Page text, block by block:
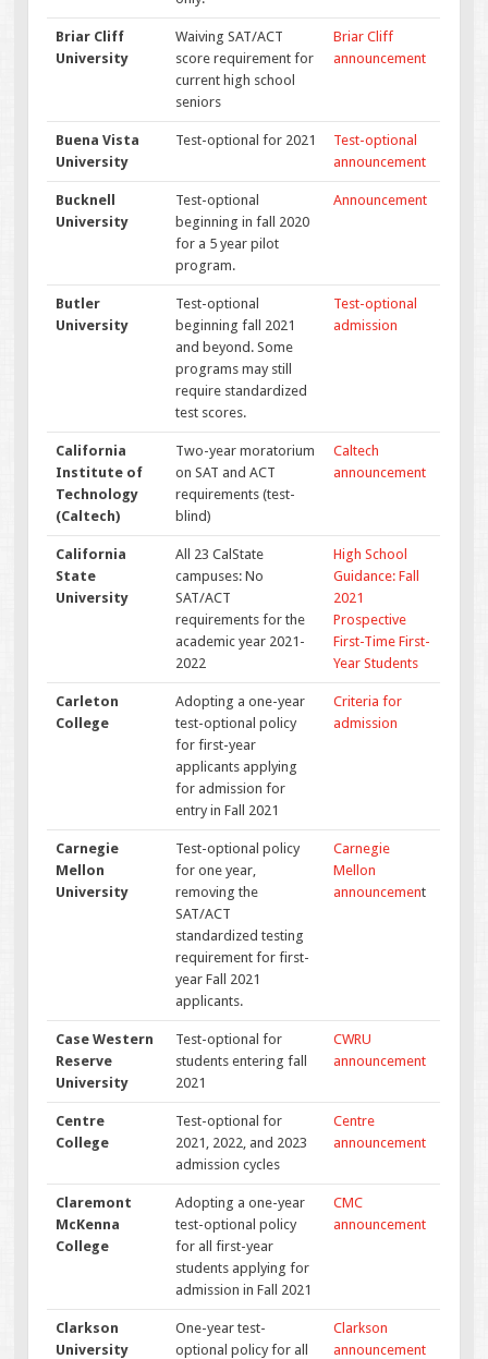
Briar Cliff
University
Waiving SAT/ACT
score requirement for
current high school
seniors
Briar Cliff
announcement
Buena Vista
University
Test-optional for 2021
Test-optional
announcement
Bucknell
University
Test-optional
beginning in fall 2020
for a 5 year pilot
program.
Announcement
Butler
University
Test-optional
beginning fall 2021
and beyond. Some
programs may still
require standardized
test scores.
Test-optional
admission
California
Institute of
Technology
(Caltech)
Two-year moratorium
on SAT and ACT
requirements (test-
blind)
Caltech
announcement
California
State
University
All 23 CalState
campuses: No
SAT/ACT
requirements for the
academic year 2021-
2022
High School
Guidance: Fall
2021
Prospective
First-Time First-
Year Students
Carleton
College
Adopting a one-year
test-optional policy
for first-year
applicants applying
for admission for
entry in Fall 2021
Criteria for
admission
Carnegie
Mellon
University
Test-optional policy
for one year,
removing the
SAT/ACT
standardized testing
requirement for first-
year Fall 2021
applicants.
Carnegie
Mellon
announcement
Case Western
Reserve
University
Test-optional for
students entering fall
2021
CWRU
announcement
Centre
College
Test-optional for
2021, 2022, and 2023
admission cycles
Centre
announcement
Claremont
McKenna
College
Adopting a one-year
test-optional policy
for all first-year
students applying for
admission in Fall 2021
CMC
announcement
Clarkson
University
One-year test-
optional policy for all
Clarkson
announcement